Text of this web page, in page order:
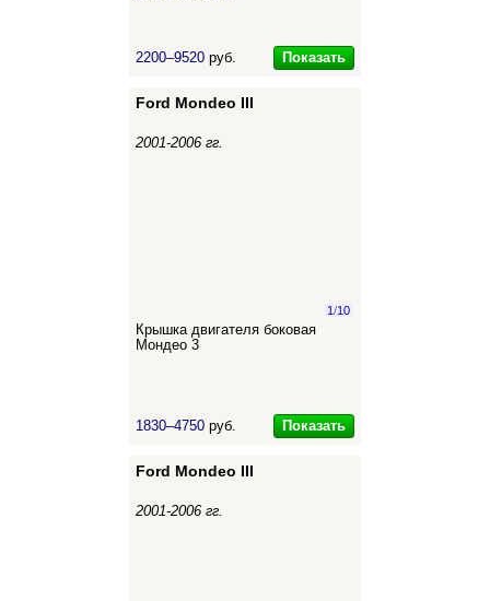
2200–9520 руб. Показать
Ford Mondeo III
2001-2006 гг.
1/10
Крышка двигателя боковая
Мондео 3
1830–4750 руб. Показать
Ford Mondeo III
2001-2006 гг.